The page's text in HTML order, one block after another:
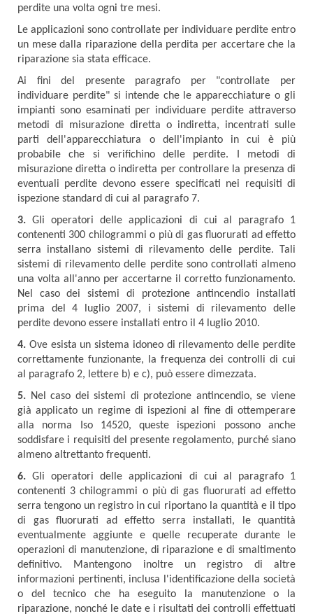
perdite una volta ogni tre mesi.
Le applicazioni sono controllate per individuare perdite entro
un mese dalla riparazione della perdita per accertare che la
riparazione sia stata efficace.
Ai fini del presente paragrafo per "controllate per
individuare perdite" si intende che le apparecchiature o gli
impianti sono esaminati per individuare perdite attraverso
metodi di misurazione diretta o indiretta, incentrati sulle
parti dell'apparecchiatura o dell'impianto in cui è più
probabile che si verifichino delle perdite. I metodi di
misurazione diretta o indiretta per controllare la presenza di
eventuali perdite devono essere specificati nei requisiti di
ispezione standard di cui al paragrafo 7.
3. Gli operatori delle applicazioni di cui al paragrafo 1
contenenti 300 chilogrammi o più di gas fluorurati ad effetto
serra installano sistemi di rilevamento delle perdite. Tali
sistemi di rilevamento delle perdite sono controllati almeno
una volta all'anno per accertarne il corretto funzionamento.
Nel caso dei sistemi di protezione antincendio installati
prima del 4 luglio 2007, i sistemi di rilevamento delle
perdite devono essere installati entro il 4 luglio 2010.
4. Ove esista un sistema idoneo di rilevamento delle perdite
correttamente funzionante, la frequenza dei controlli di cui
al paragrafo 2, lettere b) e c), può essere dimezzata.
5. Nel caso dei sistemi di protezione antincendio, se viene
già applicato un regime di ispezioni al fine di ottemperare
alla norma Iso 14520, queste ispezioni possono anche
soddisfare i requisiti del presente regolamento, purché siano
almeno altrettanto frequenti.
6. Gli operatori delle applicazioni di cui al paragrafo 1
contenenti 3 chilogrammi o più di gas fluorurati ad effetto
serra tengono un registro in cui riportano la quantità e il tipo
di gas fluorurati ad effetto serra installati, le quantità
eventualmente aggiunte e quelle recuperate durante le
operazioni di manutenzione, di riparazione e di smaltimento
definitivo. Mantengono inoltre un registro di altre
informazioni pertinenti, inclusa l'identificazione della società
o del tecnico che ha eseguito la manutenzione o la
riparazione, nonché le date e i risultati dei controlli effettuati